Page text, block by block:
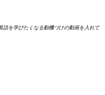
語を学びたくなる動機づけの動画を入れて